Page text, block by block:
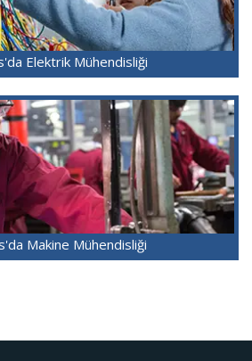
Elektrik Mühendisliği
Makine Mühendisliği